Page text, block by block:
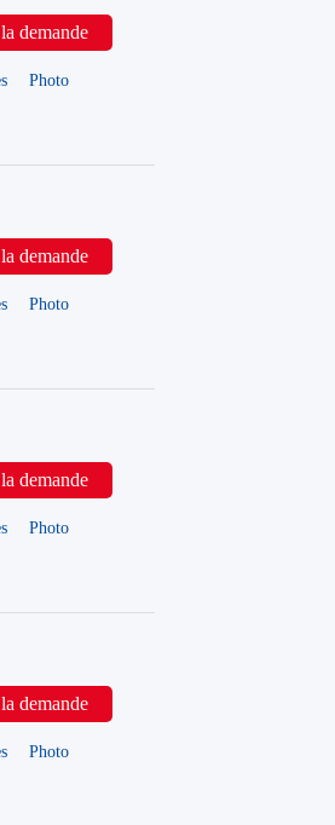
demande
Photo
demande
Photo
demande
Photo
demande
Photo